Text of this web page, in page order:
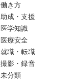
働き方
助成・支援
医学知識
医療安全
就職・転職
撮影・録音
未分類